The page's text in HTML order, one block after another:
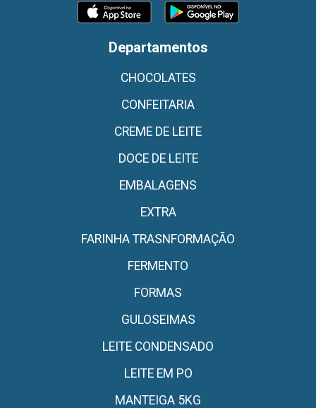
Departamentos
CHOCOLATES
CONFEITARIA
CREME DE LEITE
DOCE DE LEITE
EMBALAGENS
EXTRA
FARINHA TRASNFORMAÇÃO
FERMENTO
FORMAS
GULOSEIMAS
LEITE CONDENSADO
LEITE EM PO
MANTEIGA 5KG